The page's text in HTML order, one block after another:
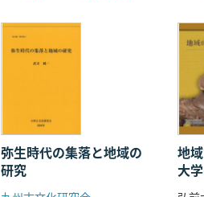
弥生時代の集落と地域の
研究
地
大